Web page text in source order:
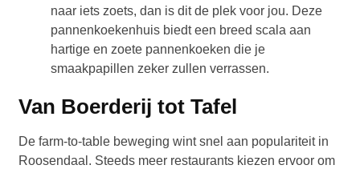
naar iets zoets, dan is dit de plek voor jou. Deze
pannenkoekenhuis biedt een breed scala aan
hartige en zoete pannenkoeken die je
smaakpapillen zeker zullen verrassen.
Van Boerderij tot Tafel
De farm-to-table beweging wint snel aan populariteit in
Roosendaal. Steeds meer restaurants kiezen ervoor om